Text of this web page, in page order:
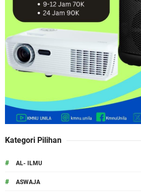
Kategori Pilihan
# AL- ILMU
# ASWAJA